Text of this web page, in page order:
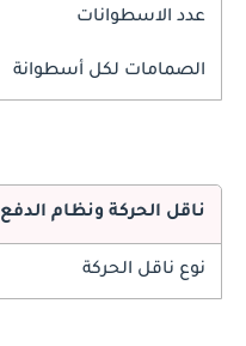
عدد الاسطوانات
الصمامات لكل أسطوانة
ناقل الحركة ونظام الدفع
نوع ناقل الحركة